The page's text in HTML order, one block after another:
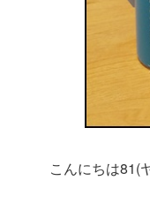
こんにちは81(